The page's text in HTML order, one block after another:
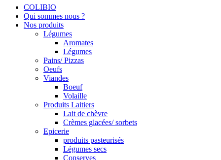
COLIBIO
Qui sommes nous ?
Nos produits
Légumes
Aromates
Légumes
Pains/ Pizzas
Oeufs
Viandes
Boeuf
Volaille
Produits Laitiers
Lait de chèvre
Crèmes glacées/ sorbets
Epicerie
produits pasteurisés
Légumes secs
Conserves